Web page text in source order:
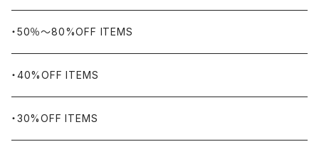
WORKERS BIGDAY
BHADUR
Bills KHAKIS
リング
ネックレス・ペンダント
ピンズ・ブローチ
ヴィンテージ
アウトドア用品
ナバホラグ・ビンテージラグ
・50％〜80%OFF ITEMS
・40%OFF ITEMS
・30%OFF ITEMS